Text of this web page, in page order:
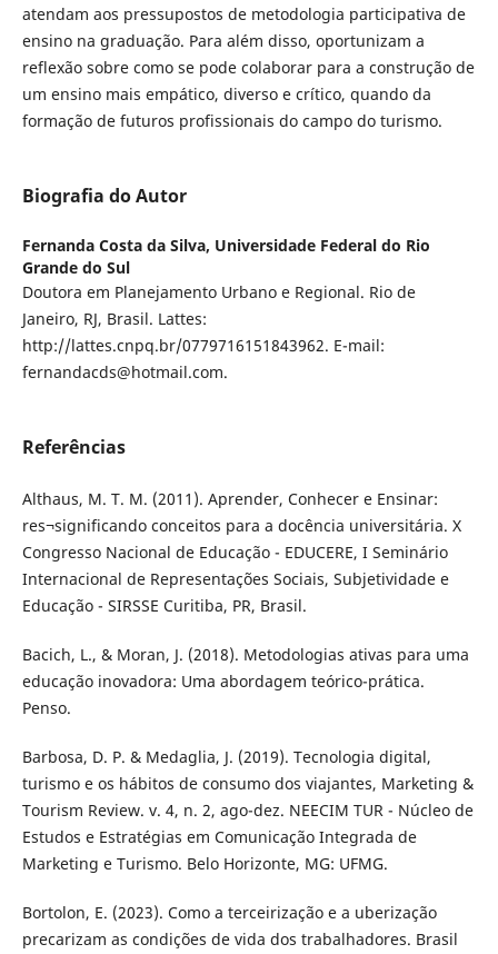
atendam aos pressupostos de metodologia participativa de
ensino na graduação. Para além disso, oportunizam a
reflexão sobre como se pode colaborar para a construção de
um ensino mais empático, diverso e crítico, quando da
formação de futuros profissionais do campo do turismo.
Biografia do Autor
Fernanda Costa da Silva, Universidade Federal do Rio
Grande do Sul
Doutora em Planejamento Urbano e Regional. Rio de
Janeiro, RJ, Brasil. Lattes:
http://lattes.cnpq.br/0779716151843962. E-mail:
fernandacds@hotmail.com.
Referências
Althaus, M. T. M. (2011). Aprender, Conhecer e Ensinar:
res¬significando conceitos para a docência universitária. X
Congresso Nacional de Educação - EDUCERE, I Seminário
Internacional de Representações Sociais, Subjetividade e
Educação - SIRSSE Curitiba, PR, Brasil.
Bacich, L., & Moran, J. (2018). Metodologias ativas para uma
educação inovadora: Uma abordagem teórico-prática.
Penso.
Barbosa, D. P. & Medaglia, J. (2019). Tecnologia digital,
turismo e os hábitos de consumo dos viajantes, Marketing &
Tourism Review. v. 4, n. 2, ago-dez. NEECIM TUR - Núcleo de
Estudos e Estratégias em Comunicação Integrada de
Marketing e Turismo. Belo Horizonte, MG: UFMG.
Bortolon, E. (2023). Como a terceirização e a uberização
precarizam as condições de vida dos trabalhadores. Brasil